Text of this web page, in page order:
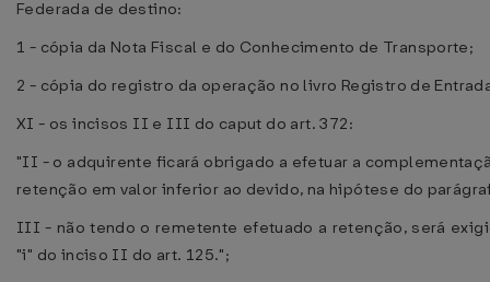
Federada de destino:
1 - cópia da Nota Fiscal e do Conhecimento de Transporte;
2 - cópia do registro da operação no livro Registro de
XI - os incisos II e III do caput do art. 372:
"II - o adquirente ficará obrigado a efetuar a
retenção em valor inferior ao devido, na hipótese do
III - não tendo o remetente efetuado a retenção, será
"i" do inciso II do art. 125.";